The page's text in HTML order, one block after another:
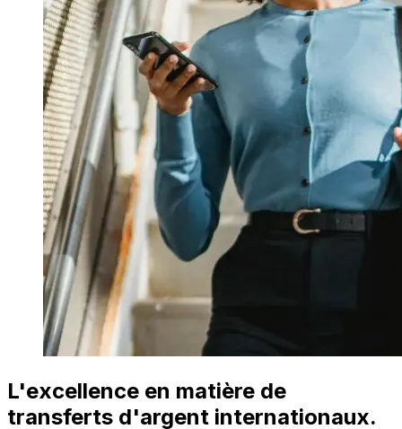
L'excellence en matière de
transferts d'argent internationaux.